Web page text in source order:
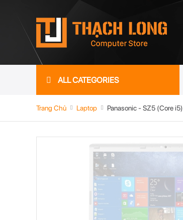
ALL CATEGORIES
Trang Chủ Laptop Panasonic - SZ5 (Core i5)